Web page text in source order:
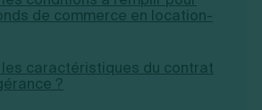
de commerce en location-
caractéristiques du contrat
?